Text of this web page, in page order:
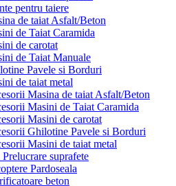
pentru taiere
de taiat Asfalt/Beton
de Taiat Caramida
de carotat
de Taiat Manuale
Pavele si Borduri
de taiat metal
Masina de taiat Asfalt/Beton
Masini de Taiat Caramida
Masini de carotat
Ghilotine Pavele si Borduri
Masini de taiat metal
suprafete
Pardoseala
beton